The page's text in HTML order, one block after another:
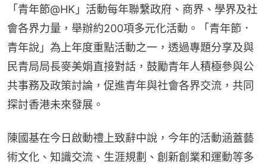
「青年節@HK」活動每年聯繫政府、商界、學界及社
會各界力量，舉辦約200項多元化活動。「青年節．
青年說」為上年度重點活動之一，透過專題分享及與
民青局局長麥美娟直接對話，鼓勵青年人積極參與公
共事務及政策討論，促進青年與社會各界交流，共同
探討香港未來發展。
陳國基在今日啟動禮上致辭中說，今年的活動涵蓋藝
術文化、知識交流、生涯規劃、創新創業和運動等多